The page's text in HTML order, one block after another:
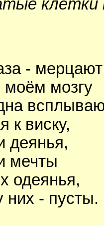
- мерцают
моём мозгу
к виску,
деянья,
мечты
одеянья,
них - пусты.